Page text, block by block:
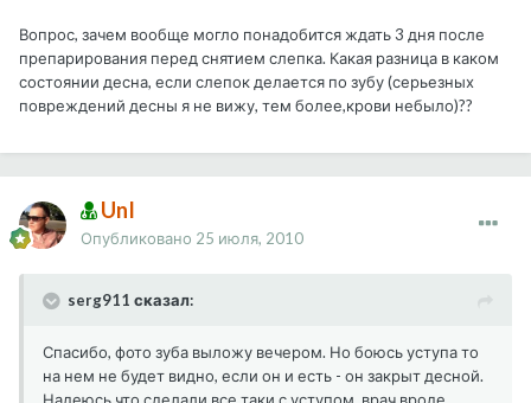
Вопрос, зачем вообще могло понадобится ждать 3 дня после
препарирования перед снятием слепка. Какая разница в каком
состоянии десна, если слепок делается по зубу (серьезных
повреждений десны я не вижу, тем более,крови небыло)??
UnI
Опубликовано 25 июля, 2010
serg911 сказал:
Спасибо, фото зуба выложу вечером. Но боюсь уступа то
на нем не будет видно, если он и есть - он закрыт десной.